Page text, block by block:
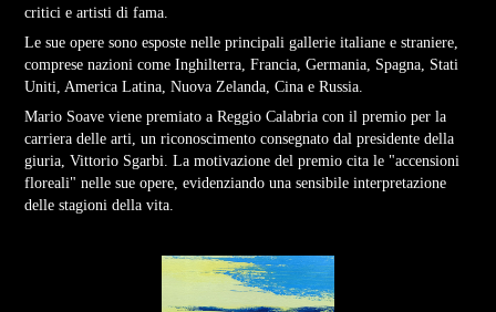
critici e artisti di fama.
Le sue opere sono esposte nelle principali gallerie italiane e straniere,
comprese nazioni come Inghilterra, Francia, Germania, Spagna, Stati
Uniti, America Latina, Nuova Zelanda, Cina e Russia.
Mario Soave viene premiato a Reggio Calabria con il premio per la
carriera delle arti, un riconoscimento consegnato dal presidente della
giuria, Vittorio Sgarbi. La motivazione del premio cita le "accensioni
floreali" nelle sue opere, evidenziando una sensibile interpretazione
delle stagioni della vita.